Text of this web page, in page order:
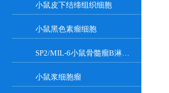
小鼠皮下结缔组织细胞
小鼠黑色素瘤细胞
SP2/MIL-6小鼠骨髓瘤B淋巴悬浮细胞系
小鼠浆细胞瘤